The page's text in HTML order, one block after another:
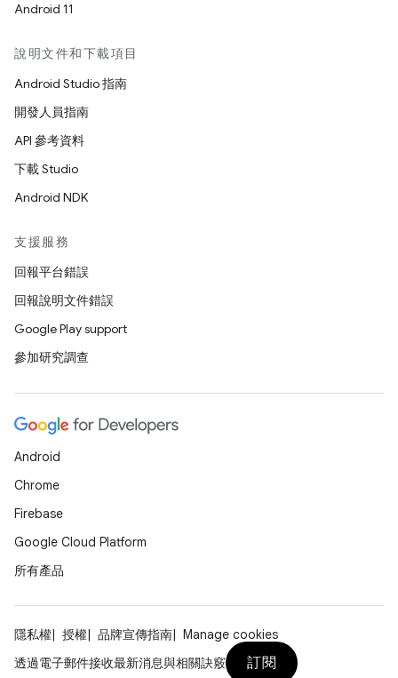
Android 11
說明文件和下載項目
Android Studio 指南
開發人員指南
API 參考資料
下載 Studio
Android NDK
支援服務
回報平台錯誤
回報說明文件錯誤
Google Play support
參加研究調查
Android
Chrome
Firebase
Google Cloud Platform
所有產品
隱私權 授權 品牌宣傳指南
Manage cookies
透過電子郵件接收最新消息與相關訣竅
訂閱